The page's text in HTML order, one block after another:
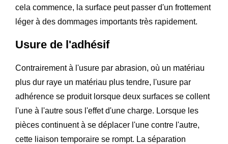
cela commence, la surface peut passer d'un frottement
léger à des dommages importants très rapidement.
Usure de l'adhésif
Contrairement à l'usure par abrasion, où un matériau
plus dur raye un matériau plus tendre, l'usure par
adhérence se produit lorsque deux surfaces se collent
l'une à l'autre sous l'effet d'une charge. Lorsque les
pièces continuent à se déplacer l'une contre l'autre,
cette liaison temporaire se rompt. La séparation